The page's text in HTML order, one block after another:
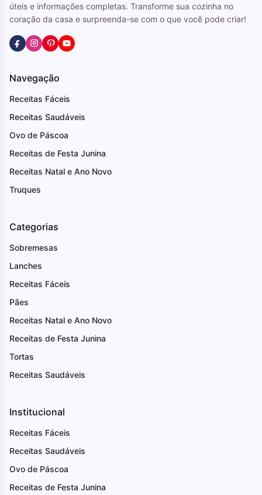
úteis e informações completas. Transforme sua cozinha no
coração da casa e surpreenda-se com o que você pode criar!
Navegação
Receitas Fáceis
Receitas Saudáveis
Ovo de Páscoa
Receitas de Festa Junina
Receitas Natal e Ano Novo
Truques
Categorias
Sobremesas
Lanches
Receitas Fáceis
Pães
Receitas Natal e Ano Novo
Receitas de Festa Junina
Tortas
Receitas Saudáveis
Institucional
Receitas Fáceis
Receitas Saudáveis
Ovo de Páscoa
Receitas de Festa Junina